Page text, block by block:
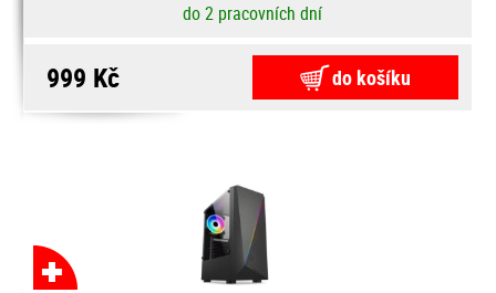
do 2 pracovních dní
999 Kč do košíku